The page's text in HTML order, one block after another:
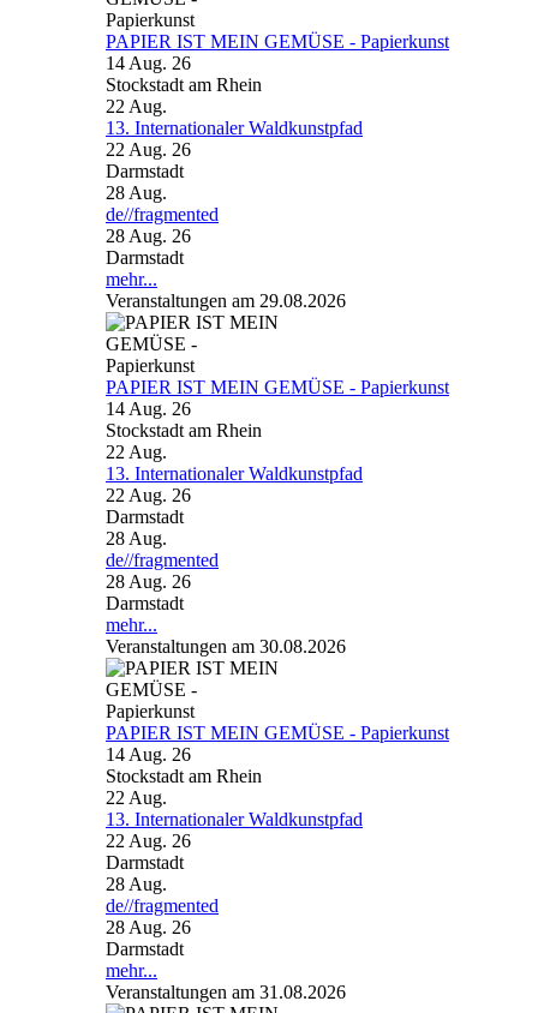
PAPIER IST MEIN GEMÜSE - Papierkunst
14 Aug. 26
Stockstadt am Rhein
22 Aug.
13. Internationaler Waldkunstpfad
22 Aug. 26
Darmstadt
28 Aug.
de//fragmented
28 Aug. 26
Darmstadt
mehr...
Veranstaltungen am 29.08.2026
PAPIER IST MEIN GEMÜSE - Papierkunst
14 Aug. 26
Stockstadt am Rhein
22 Aug.
13. Internationaler Waldkunstpfad
22 Aug. 26
Darmstadt
28 Aug.
de//fragmented
28 Aug. 26
Darmstadt
mehr...
Veranstaltungen am 30.08.2026
PAPIER IST MEIN GEMÜSE - Papierkunst
14 Aug. 26
Stockstadt am Rhein
22 Aug.
13. Internationaler Waldkunstpfad
22 Aug. 26
Darmstadt
28 Aug.
de//fragmented
28 Aug. 26
Darmstadt
mehr...
Veranstaltungen am 31.08.2026